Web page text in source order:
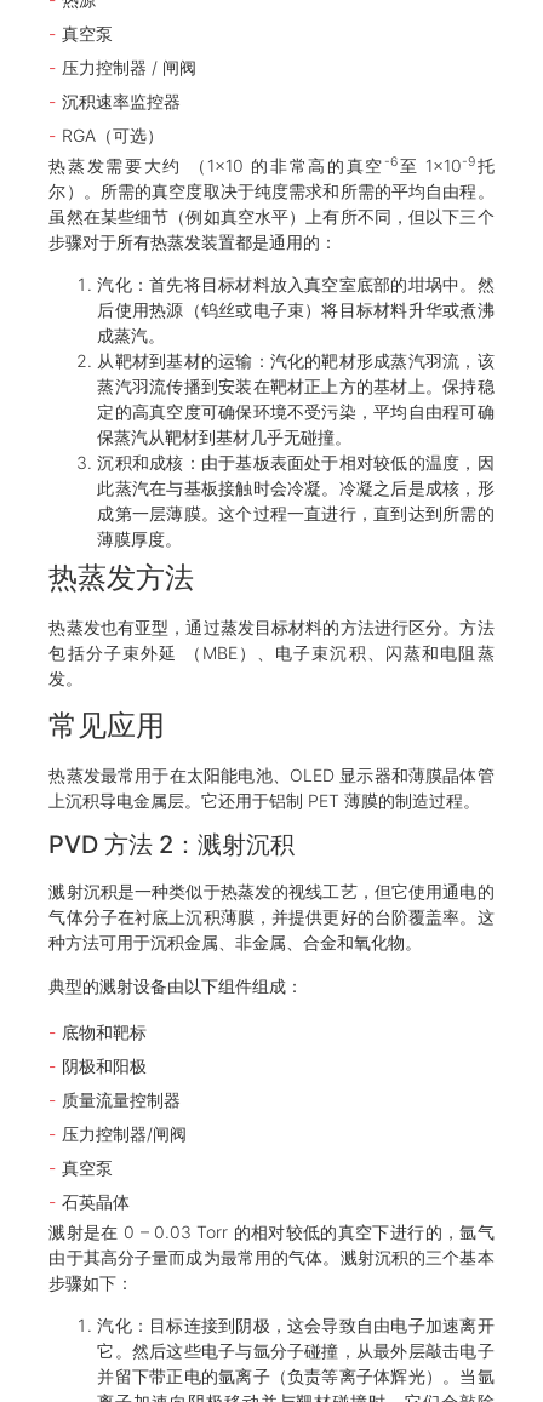
真空泵
压力控制器 / 闸阀
沉积速率监控器
RGA（可选）
热蒸发需要大约 （1×10 的非常高的真空 -6至 1×10-9托
尔）。所需的真空度取决于纯度需求和所需的平均自由程。
虽然在某些细节（例如真空水平）上有所不同，但以下三个
步骤对于所有热蒸发装置都是通用的：
汽化：首先将目标材料放入真空室底部的坩埚中。然
后使用热源（钨丝或电子束）将目标材料升华或煮沸
成蒸汽。
从靶材到基材的运输：汽化的靶材形成蒸汽羽流，该
蒸汽羽流传播到安装在靶材正上方的基材上。保持稳
定的高真空度可确保环境不受污染，平均自由程可确
保蒸汽从靶材到基材几乎无碰撞。
沉积和成核：由于基板表面处于相对较低的温度，因
此蒸汽在与基板接触时会冷凝。冷凝之后是成核，形
成第一层薄膜。这个过程一直进行，直到达到所需的
薄膜厚度。
热蒸发方法
热蒸发也有亚型，通过蒸发目标材料的方法进行区分。方法
包括分子束外延 （MBE）、电子束沉积、闪蒸和电阻蒸
发。
常见应用
热蒸发最常用于在太阳能电池、OLED 显示器和薄膜晶体管
上沉积导电金属层。它还用于铝制 PET 薄膜的制造过程。
PVD 方法 2：溅射沉积
溅射沉积是一种类似于热蒸发的视线工艺，但它使用通电的
气体分子在衬底上沉积薄膜，并提供更好的台阶覆盖率。这
种方法可用于沉积金属、非金属、合金和氧化物。
典型的溅射设备由以下组件组成：
底物和靶标
阴极和阳极
质量流量控制器
压力控制器/闸阀
真空泵
石英晶体
溅射是在 0 – 0.03 Torr 的相对较低的真空下进行的，氩气
由于其高分子量而成为最常用的气体。溅射沉积的三个基本
步骤如下：
汽化：目标连接到阴极，这会导致自由电子加速离开
它。然后这些电子与氩分子碰撞，从最外层敲击电子
并留下带正电的氩离子（负责等离子体辉光）。当氩